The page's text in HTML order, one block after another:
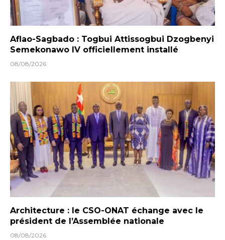
Aflao-Sagbado : Togbui Attissogbui Dzogbenyi
Semekonawo IV officiellement installé
08/08/2026
Architecture : le CSO-ONAT échange avec le
président de l’Assemblée nationale
08/08/2026